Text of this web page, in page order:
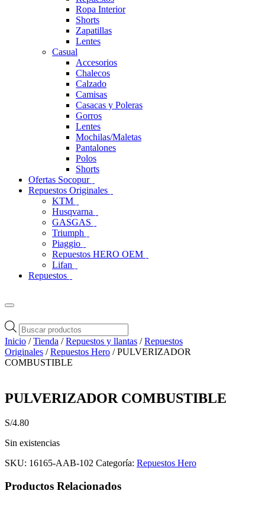
Ropa Interior
Shorts
Zapatillas
Lentes
Casual
Accesorios
Chalecos
Calzado
Camisas
Casacas y Poleras
Gorros
Lentes
Mochilas/Maletas
Pantalones
Polos
Shorts
Ofertas Socopur
Repuestos Originales
KTM
Husqvarna
GASGAS
Triumph
Piaggio
Repuestos HERO OEM
Lifan
Repuestos
Búsqueda
de
productos
Inicio /Tienda /Repuestos y llantas /Repuestos
Originales /Repuestos Hero / PULVERIZADOR
COMBUSTIBLE
PULVERIZADOR COMBUSTIBLE
S/4.80
Sin existencias
SKU: 16165-AAB-102 Categoría: Repuestos Hero
Productos Relacionados